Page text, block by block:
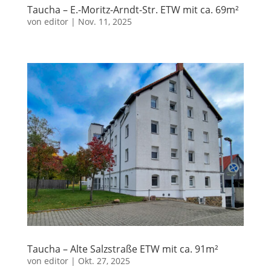
Taucha – E.-Moritz-Arndt-Str. ETW mit ca. 69m²
von editor| Nov. 11, 2025
Taucha – Alte Salzstraße ETW mit ca. 91m²
von editor| Okt. 27, 2025